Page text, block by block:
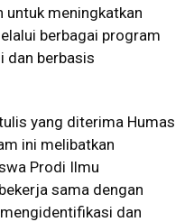
meningkatkan
berbagai program
dan berbasis
yang diterima Humas
ini melibatkan
Prodi Ilmu
sama dengan
dan